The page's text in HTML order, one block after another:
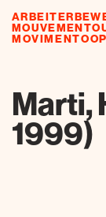
risorse
Marti,
1999)